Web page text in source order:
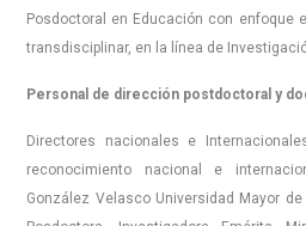
Posdoctoral en Educación con enfoque
transdisciplinar, en la línea de
Personal de dirección postdoctoral y
Directores nacionales e
reconocimiento nacional e
González Velasco Universidad Mayor